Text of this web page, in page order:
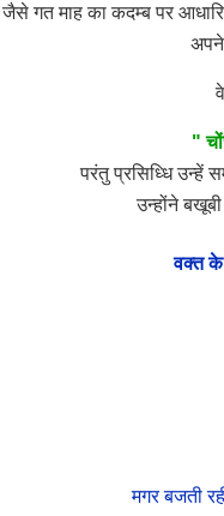
जैसे गत माह का कदम्ब पर
अपने
"
परंतु प्रसिध्धि उन्हें
उन्होंने
वक्त के
मगर बजती